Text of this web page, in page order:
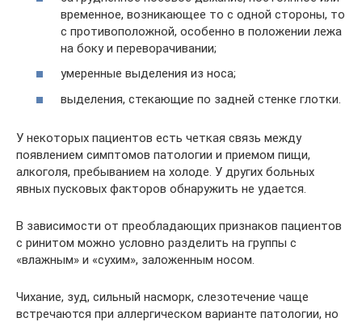
временное, возникающее то с одной стороны, то
с противоположной, особенно в положении лежа
на боку и переворачивании;
умеренные выделения из носа;
выделения, стекающие по задней стенке глотки.
У некоторых пациентов есть четкая связь между
появлением симптомов патологии и приемом пищи,
алкоголя, пребыванием на холоде. У других больных
явных пусковых факторов обнаружить не удается.
В зависимости от преобладающих признаков пациентов
с ринитом можно условно разделить на группы с
«влажным» и «сухим», заложенным носом.
Чихание, зуд, сильный насморк, слезотечение чаще
встречаются при аллергическом варианте патологии, но